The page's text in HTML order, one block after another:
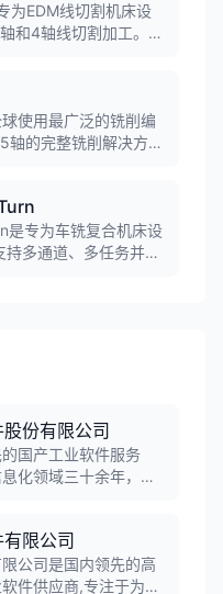
和强大的仿真功能确
为EDM线切割机床设
和4轴线切割加工。软
丝、智能毛头设置等
率,广泛应用于模具制
业。
使用最广泛的铣削编
轴的完整铣削解决方
加速精加工,可将
。广泛应用于模具
零部件等行业,拥有业
是专为车铣复合机床设
多通道、多任务并行
份有限公司
国产工业软件服务
化领域三十余年，拥
航空航天、汽车制
家企业，是支撑我国
限公司
公司是国内领先的高
件供应商,专注于为研